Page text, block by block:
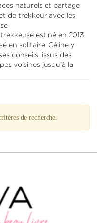
naturels et partage
de trekkeur avec les
est né en 2013,
en solitaire. Céline y
conseils, issus des
voisines jusqu'à la
de recherche.